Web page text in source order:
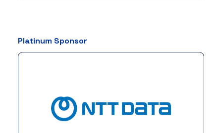
Platinum Sponsor